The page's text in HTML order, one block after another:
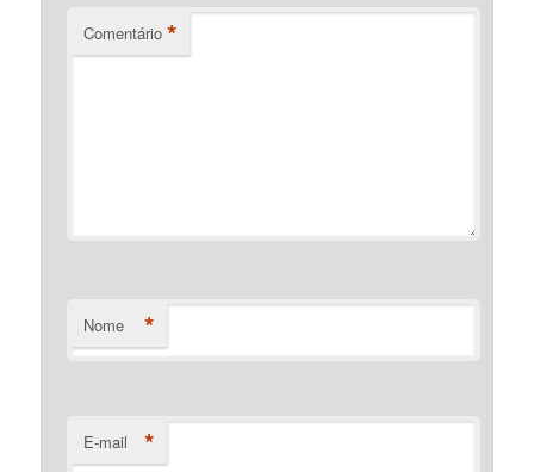
Comentário *
Nome *
E-mail *